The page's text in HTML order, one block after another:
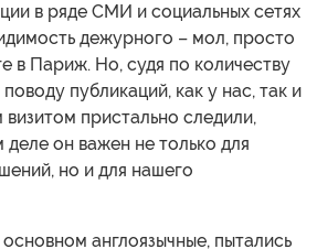
в ряде СМИ и социальных сетях
дежурного – мол, просто
в Париж. Но, судя по количеству
публикаций, как у нас, так и
пристально следили,
он важен не только для
но и для нашего
англоязычные, пытались